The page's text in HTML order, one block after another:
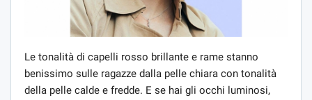
Le tonalità di capelli rosso brillante e rame stanno
benissimo sulle ragazze dalla pelle chiara con tonalità
della pelle calde e fredde. E se hai gli occhi luminosi,